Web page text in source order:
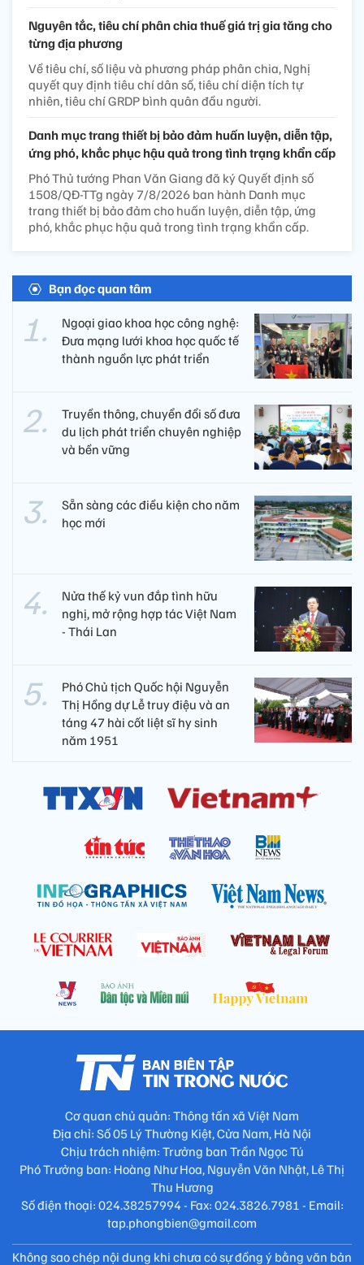
Nguyên tắc, tiêu chí phân chia thuế giá trị gia tăng cho
từng địa phương
Về tiêu chí, số liệu và phương pháp phân chia, Nghị
quyết quy định tiêu chí dân số, tiêu chí diện tích tự
nhiên, tiêu chí GRDP bình quân đầu người.
Danh mục trang thiết bị bảo đảm huấn luyện, diễn tập,
ứng phó, khắc phục hậu quả trong tình trạng khẩn cấp
Phó Thủ tướng Phan Văn Giang đã ký Quyết định số
1508/QĐ-TTg ngày 7/8/2026 ban hành Danh mục
trang thiết bị bảo đảm cho huấn luyện, diễn tập, ứng
phó, khắc phục hậu quả trong tình trạng khẩn cấp.
Bạn đọc quan tâm
Ngoại giao khoa học công nghệ:
Đưa mạng lưới khoa học quốc tế
thành nguồn lực phát triển
Truyền thông, chuyển đổi số đưa
du lịch phát triển chuyên nghiệp
và bền vững
Sẵn sàng các điều kiện cho năm
học mới
Nửa thế kỷ vun đắp tình hữu
nghị, mở rộng hợp tác Việt Nam
- Thái Lan
Phó Chủ tịch Quốc hội Nguyễn
Thị Hồng dự Lễ truy điệu và an
táng 47 hài cốt liệt sĩ hy sinh
năm 1951
Cơ quan chủ quản: Thông tấn xã Việt Nam
Địa chỉ: Số 05 Lý Thường Kiệt, Cửa Nam, Hà Nội
Chịu trách nhiệm: Trưởng ban Trần Ngọc Tú
Phó Trưởng ban: Hoàng Như Hoa, Nguyễn Văn Nhật, Lê Thị
Thu Hương
Số điện thoại: 024.38257994 - Fax: 024.3826.7981 - Email:
tap.phongbien@gmail.com
Không sao chép nội dung khi chưa có sự đồng ý bằng văn bản